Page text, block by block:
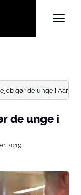
gør de unge i
de unge i
2019